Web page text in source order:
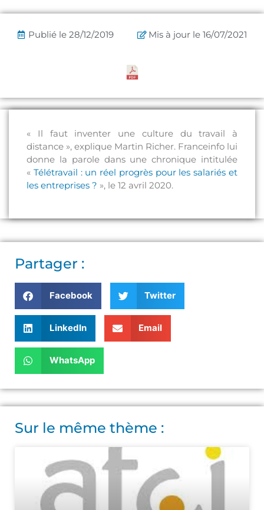
Publié le 28/12/2019 Mis à jour le 16/07/2021
« Il faut inventer une culture du travail à
distance », explique Martin Richer. Franceinfo lui
donne la parole dans une chronique intitulée
« Télétravail : un réel progrès pour les salariés et
les entreprises ? », le 12 avril 2020.
Partager :
Facebook Twitter
LinkedIn Email
WhatsApp
Sur le même thème :